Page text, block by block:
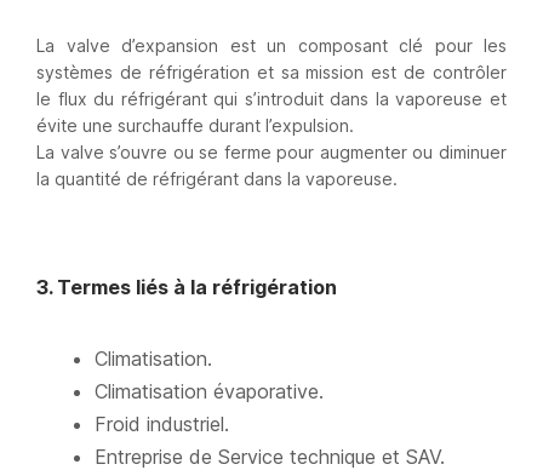
La valve d’expansion est un composant clé pour les
systèmes de réfrigération et sa mission est de contrôler
le flux du réfrigérant qui s’introduit dans la vaporeuse et
évite une surchauffe durant l’expulsion.
La valve s’ouvre ou se ferme pour augmenter ou diminuer
la quantité de réfrigérant dans la vaporeuse.
3. Termes liés à la réfrigération
Climatisation.
Climatisation évaporative.
Froid industriel.
Entreprise de Service technique et SAV.